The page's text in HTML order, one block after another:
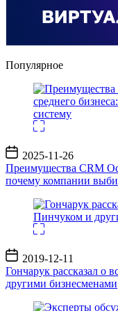
Популярное
Дата
записи
2025-11-26
Преимущества CRM
почему компании
Дата
записи
2019-12-11
Гончарук рассказал о
другими бизнесменами